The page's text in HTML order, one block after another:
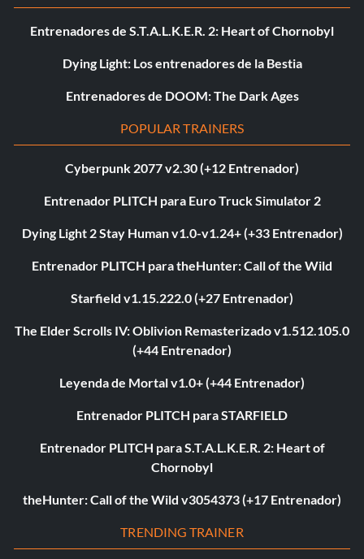
Entrenadores de S.T.A.L.K.E.R. 2: Heart of Chornobyl
Dying Light: Los entrenadores de la Bestia
Entrenadores de DOOM: The Dark Ages
POPULAR TRAINERS
Cyberpunk 2077 v2.30 (+12 Entrenador)
Entrenador PLITCH para Euro Truck Simulator 2
Dying Light 2 Stay Human v1.0-v1.24+ (+33 Entrenador)
Entrenador PLITCH para theHunter: Call of the Wild
Starfield v1.15.222.0 (+27 Entrenador)
The Elder Scrolls IV: Oblivion Remasterizado v1.512.105.0
(+44 Entrenador)
Leyenda de Mortal v1.0+ (+44 Entrenador)
Entrenador PLITCH para STARFIELD
Entrenador PLITCH para S.T.A.L.K.E.R. 2: Heart of
Chornobyl
theHunter: Call of the Wild v3054373 (+17 Entrenador)
TRENDING TRAINER